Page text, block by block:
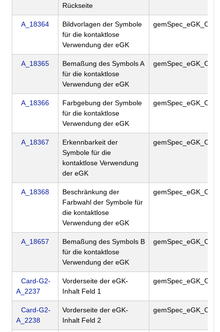
Rückseite
A_18364
Bildvorlagen der Symbole
für die kontaktlose
Verwendung der eGK
gemSpec_eGK_Opt
A_18365
Bemaßung des Symbols A
für die kontaktlose
Verwendung der eGK
gemSpec_eGK_Opt
A_18366
Farbgebung der Symbole
für die kontaktlose
Verwendung der eGK
gemSpec_eGK_Opt
A_18367
Erkennbarkeit der
Symbole für die
kontaktlose Verwendung
der eGK
gemSpec_eGK_Opt
A_18368
Beschränkung der
Farbwahl der Symbole für
die kontaktlose
Verwendung der eGK
gemSpec_eGK_Opt
A_18657
Bemaßung des Symbols B
für die kontaktlose
Verwendung der eGK
gemSpec_eGK_Opt
Card-G2-
A_2237
Vorderseite der eGK-
Inhalt Feld 1
gemSpec_eGK_Opt
Card-G2-
A_2238
Vorderseite der eGK-
Inhalt Feld 2
gemSpec_eGK_Opt